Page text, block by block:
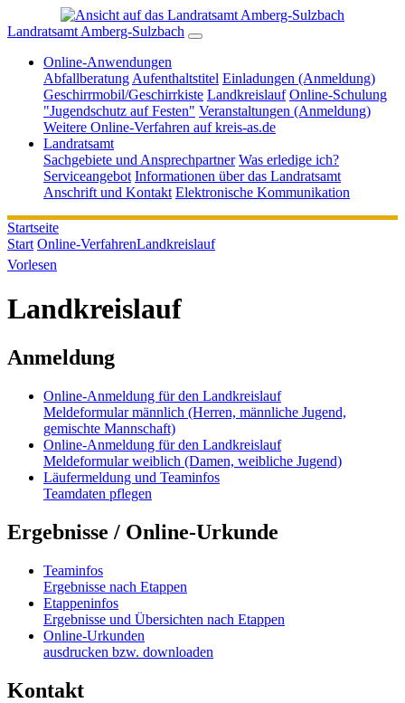
Landratsamt Amberg-Sulzbach
Online-Anwendungen
Abfallberatung Aufenthaltstitel Einladungen (Anmeldung)
Geschirrmobil/Geschirrkiste Landkreislauf Online-Schulung
"Jugendschutz auf Festen" Veranstaltungen (Anmeldung)
Weitere Online-Verfahren auf kreis-as.de
Landratsamt
Sachgebiete und Ansprechpartner Was erledige ich?
Serviceangebot Informationen über das Landratsamt
Anschrift und Kontakt Elektronische Kommunikation
Startseite
Start Online-VerfahrenLandkreislauf
Vorlesen
Landkreislauf
Anmeldung
Online-Anmeldung für den Landkreislauf
Meldeformular männlich (Herren, männliche Jugend,
gemischte Mannschaft)
Online-Anmeldung für den Landkreislauf
Meldeformular weiblich (Damen, weibliche Jugend)
Läufermeldung und Teaminfos
Teamdaten pflegen
Ergebnisse / Online-Urkunde
Teaminfos
Ergebnisse nach Etappen
Etappeninfos
Ergebnisse und Übersichten nach Etappen
Online-Urkunden
ausdrucken bzw. downloaden
Kontakt